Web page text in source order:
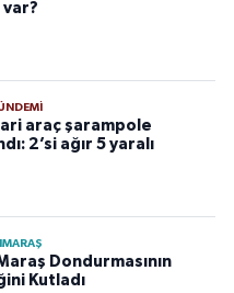
var?
araç şarampole
2’si ağır 5 yaralı
Dondurmasının
Kutladı